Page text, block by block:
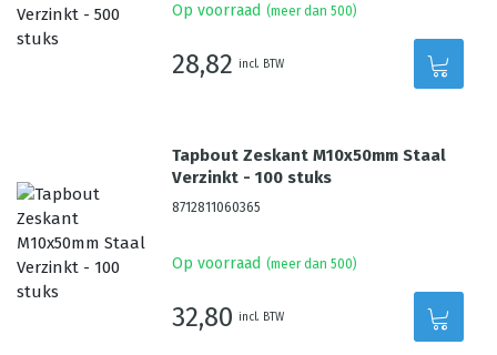
Op voorraad (meer dan 500)
28,82 incl. BTW
Tapbout Zeskant M10x50mm Staal
Verzinkt - 100 stuks
8712811060365
Op voorraad (meer dan 500)
32,80 incl. BTW